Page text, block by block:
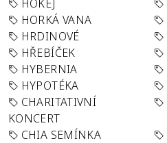
HOKEJ
HORKÁ VANA
HRDINOVÉ
HŘEBÍČEK
HYBERNIA
HYPOTÉKA
CHARITATIVNÍ
KONCERT
CHIA SEMÍNKA